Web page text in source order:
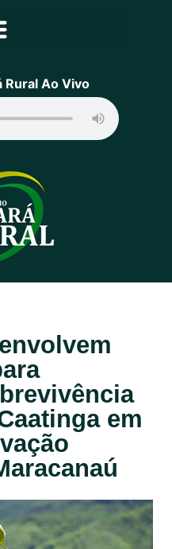
Rural Ao Vivo
em